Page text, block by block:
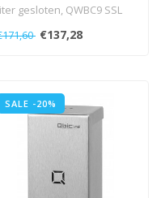
gesloten, QWBC9 SSL
€137,28
SALE -20%